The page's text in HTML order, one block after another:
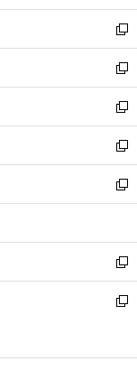
開
く
ウ
で
開
く
ン
ド
ウ
で
開
く
ウ
ィ
ン
ド
ウ
で
開
く
新
し
い
ウ
ィ
ン
ド
ウ
で
開
新
し
い
ウ
ィ
ン
ド
ウ
開
く
新
し
い
ウ
ィ
ン
ウ
で
開
く
新
し
い
ウ
ン
ド
ウ
で
新
し
ウ
ィ
ン
ド
開
新
し
い
ン
新
ウ